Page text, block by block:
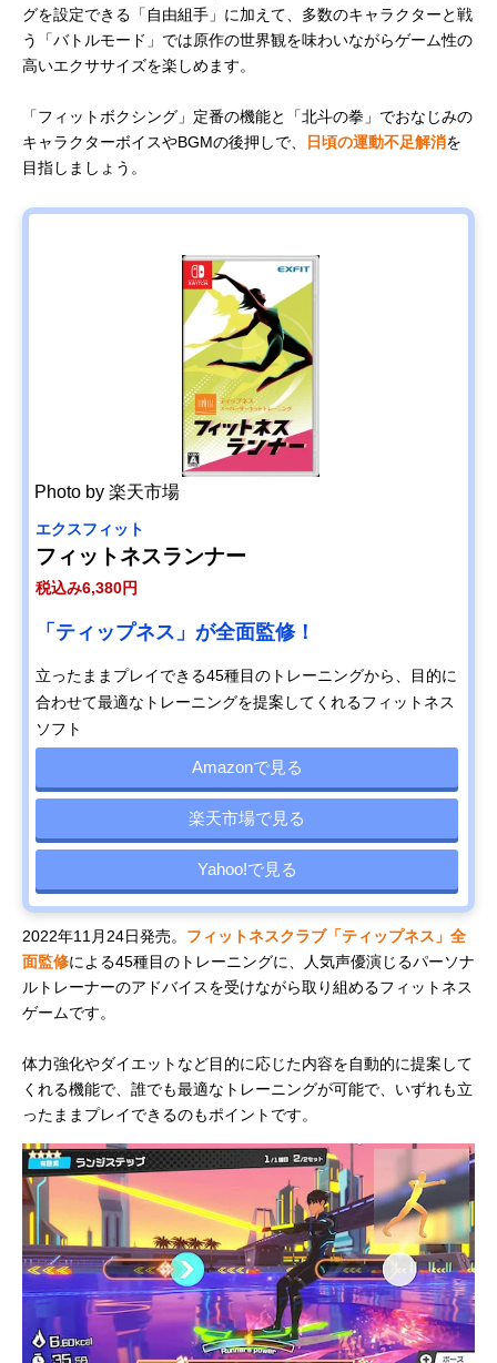
グを設定できる「自由組手」に加えて、多数のキャラクターと戦
う「バトルモード」では原作の世界観を味わいながらゲーム性の
高いエクササイズを楽しめます。
「フィットボクシング」定番の機能と「北斗の拳」でおなじみの
キャラクターボイスやBGMの後押しで、
日頃の運動不足解消を
目指しましょう。
Photo by 楽天市場
エクスフィット
フィットネスランナー
税込み6,380円
「ティップネス」が全面監修！
立ったままプレイできる45種目のトレーニングから、目的に
合わせて最適なトレーニングを提案してくれるフィットネス
ソフト
Amazonで見る
楽天市場で見る
Yahoo!で見る
2022年11月24日発売。 フィットネスクラブ「ティップネス」全
面監修による45種目のトレーニングに、人気声優演じるパーソナ
ルトレーナーのアドバイスを受けながら取り組めるフィットネス
ゲームです。
体力強化やダイエットなど目的に応じた内容を自動的に提案して
くれる機能で、誰でも最適なトレーニングが可能で、いずれも立
ったままプレイできるのもポイントです。